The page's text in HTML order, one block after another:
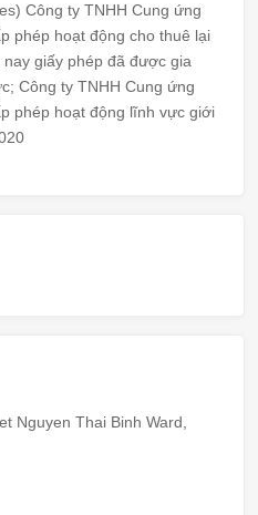
Công ty TNHH Cung ứng
phép hoạt động cho thuê lại
giấy phép đã được gia
Công ty TNHH Cung ứng
phép hoạt động lĩnh vực giới
Nguyen Thai Binh Ward,